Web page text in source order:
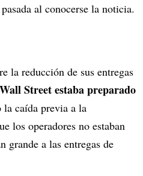
al conocerse la noticia.
la reducción de sus entregas
Street estaba preparado
la caída previa a la
los operadores no estaban
grande a las entregas de